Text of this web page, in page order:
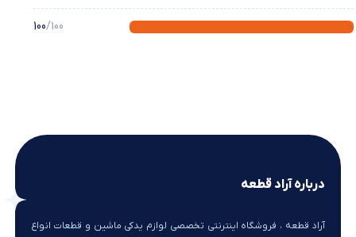
100/100
درباره آراد قطعه
آراد قطعه ، فروشگاه اینترنتی تخصصی لوازم یدکی ماشین و قطعات انواع